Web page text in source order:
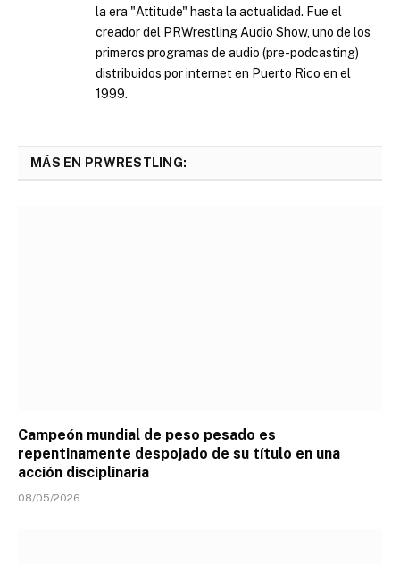
la era "Attitude" hasta la actualidad. Fue el
creador del PRWrestling Audio Show, uno de los
primeros programas de audio (pre-podcasting)
distribuidos por internet en Puerto Rico en el
1999.
MÁS EN PRWRESTLING:
Campeón mundial de peso pesado es
repentinamente despojado de su título en una
acción disciplinaria
08/05/2026